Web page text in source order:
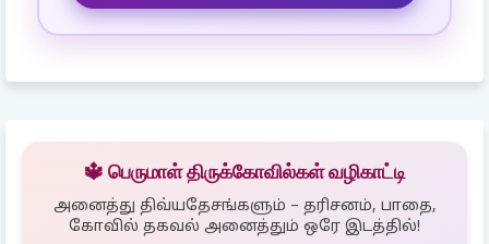
🔱 பெருமாள் திருக்கோவில்கள் வழிகாட்டி
அனைத்து திவ்யதேசங்களும் – தரிசனம், பாதை,
கோவில் தகவல் அனைத்தும் ஒரே இடத்தில்!